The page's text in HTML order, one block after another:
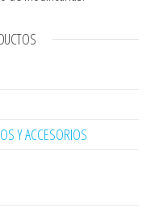
Y ACCESORIOS